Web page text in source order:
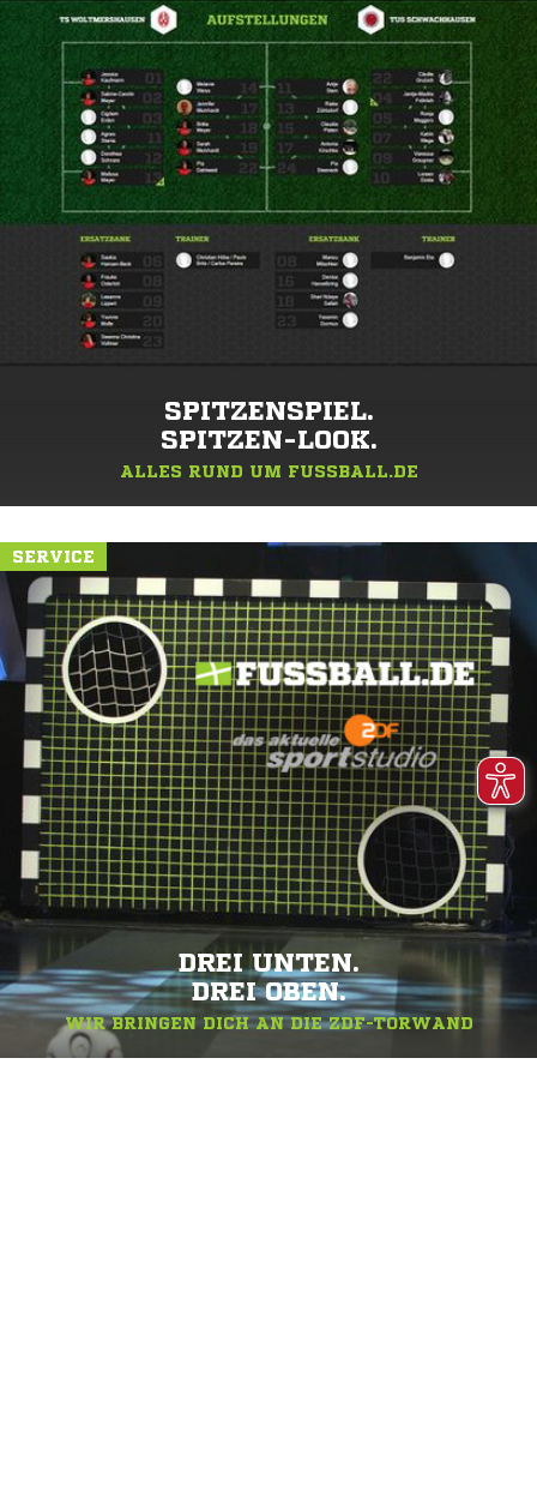
SPITZENSPIEL.
SPITZEN-LOOK.
ALLES RUND UM FUSSBALL.DE
SERVICE
DREI UNTEN.
DREI OBEN.
WIR BRINGEN DICH AN DIE ZDF-TORWAND